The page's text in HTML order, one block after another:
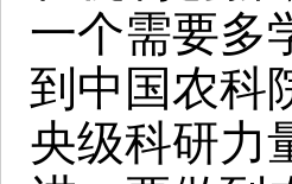
一个需要多
到中国农科
央级科研力